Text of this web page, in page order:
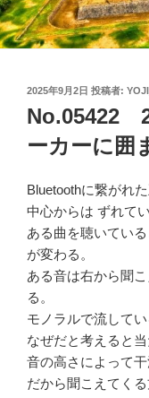
投
日:
2025年9月2日 投稿者:
No.05422
ーカーに囲
Bluetoothに繋がれ
中心からは ずれてい
ある曲を聴いてい
が変わる。
ある音は右から聞
る。
モノラルで流してい
なぜだと考えると
音の高さによって
だから聞こえてく